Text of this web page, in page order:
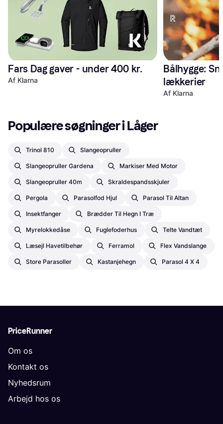
Af Klarna
Bålhygge:
lækkerier
Af Klarna
Populære søgninger i Låger
Trinol 810 Slangeopruller
Slangeopruller Gardena Markiser Med Motor
Slangeopruller 40m Skraldespandsskjuler
Pergola Parasolfod Hjul Parasol Til Altan
Insektfanger Brædder Til Hegn I Træ
Myrelokkedåse Fuglefoderhus Telte Vandtæt
Læsejl Havetilbehør Ferramol Flex Vandslange
Store Parasoller Kastanjehegn Parasol 4 X 4
PriceRunner
Om os
Kontakt os
Nyhedsrum
Arbejd hos os